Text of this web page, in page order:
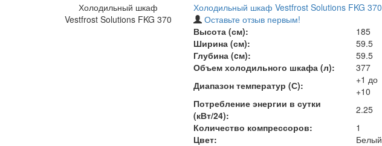
Холодильный шкаф
Vestfrost Solutions FKG 370
Холодильный шкаф Vestfrost Solutions FKG 370
Оставьте отзыв первым!
Высота (см):
185
Ширина (см):
59.5
Глубина (cм):
59.5
Объем холодильного шкафа (л):
377
Диапазон температур (С):
+1 до
+10
Потребление энергии в сутки
(кВт/24):
2.25
Количество компрессоров:
1
Цвет:
Белый